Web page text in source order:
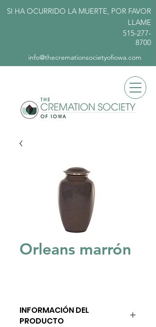
SI HA OCURRIDO LA MUERTE, POR FAVOR
LLAME
515-277-
8700
info@thecremationsocietyofiowa.com
Orleans marrón
INFORMACIÓN DEL
PRODUCTO